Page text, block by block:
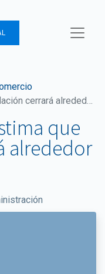
alrededor de 40 % en 2024
que
alrededor